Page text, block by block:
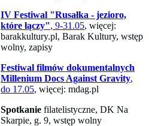
IV Festiwal "Rusałka - jezioro,
które łączy", 9-31.05, więcej:
barakkultury.pl, Barak Kultury, wstęp
wolny, zapisy
Festiwal filmów dokumentalnych
Millenium Docs Against Gravity,
do 17.05, więcej: mdag.pl
Spotkanie filatelistyczne, DK Na
Skarpie, g. 9, wstęp wolny